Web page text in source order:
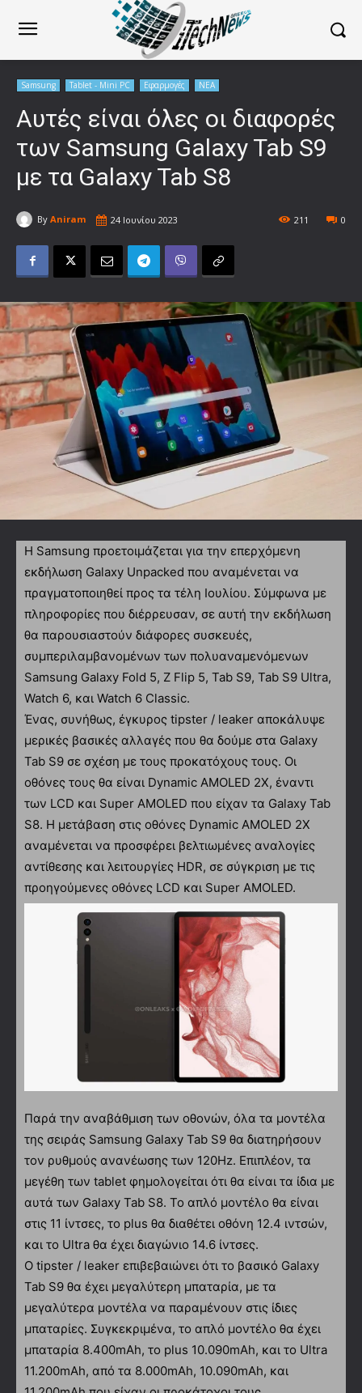
Samsung Tablet - Mini PC Εφαρμογές ΝΕΑ
Αυτές είναι όλες οι διαφορές
των Samsung Galaxy Tab S9
με τα Galaxy Tab S8
By Aniram 24 Ιουνίου 2023 0
211
Η Samsung προετοιμάζεται για την επερχόμενη
εκδήλωση Galaxy Unpacked που αναμένεται να
πραγματοποιηθεί προς τα τέλη Ιουλίου. Σύμφωνα με
πληροφορίες που διέρρευσαν, σε αυτή την εκδήλωση
θα παρουσιαστούν διάφορες συσκευές,
συμπεριλαμβανομένων των πολυαναμενόμενων
Samsung Galaxy Fold 5, Z Flip 5, Tab S9, Tab S9 Ultra,
Watch 6, και Watch 6 Classic.
Ένας, συνήθως, έγκυρος tipster / leaker αποκάλυψε
μερικές βασικές αλλαγές που θα δούμε στα Galaxy
Tab S9 σε σχέση με τους προκατόχους τους. Οι
οθόνες τους θα είναι Dynamic AMOLED 2X, έναντι
των LCD και Super AMOLED που είχαν τα Galaxy Tab
S8. Η μετάβαση στις οθόνες Dynamic AMOLED 2X
αναμένεται να προσφέρει βελτιωμένες αναλογίες
αντίθεσης και λειτουργίες HDR, σε σύγκριση με τις
προηγούμενες οθόνες LCD και Super AMOLED.
Παρά την αναβάθμιση των οθονών, όλα τα μοντέλα
της σειράς Samsung Galaxy Tab S9 θα διατηρήσουν
τον ρυθμούς ανανέωσης των 120Hz. Επιπλέον, τα
μεγέθη των tablet φημολογείται ότι θα είναι τα ίδια με
αυτά των Galaxy Tab S8. Το απλό μοντέλο θα είναι
στις 11 ίντσες, το plus θα διαθέτει οθόνη 12.4 ιντσών,
και το Ultra θα έχει διαγώνιο 14.6 ίντσες.
Ο tipster / leaker επιβεβαιώνει ότι το βασικό Galaxy
Tab S9 θα έχει μεγαλύτερη μπαταρία, με τα
μεγαλύτερα μοντέλα να παραμένουν στις ίδιες
μπαταρίες. Συγκεκριμένα, το απλό μοντέλο θα έχει
μπαταρία 8.400mAh, το plus 10.090mAh, και το Ultra
11.200mAh, από τα 8.000mAh, 10.090mAh, και